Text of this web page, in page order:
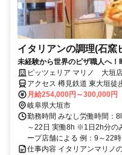
イタリアンの調理(石窯
未経験から世界のピザ職人へ
るエンターテイメントな調理
ピッツェリア マリノ 大垣
アクセス 樽見鉄道 東大垣徒
分、養老鉄道 大垣南口徒歩
※車通勤可（店舗による）【
所/勤務地により異なる）
月給254,000円～300,000円
岐阜県大垣市
勤務時間 みなし労働時間：
～22日 実働8h ※1日2h分の
ープ店舗による 例：9～22
仕事内容 イタリアンマリノ